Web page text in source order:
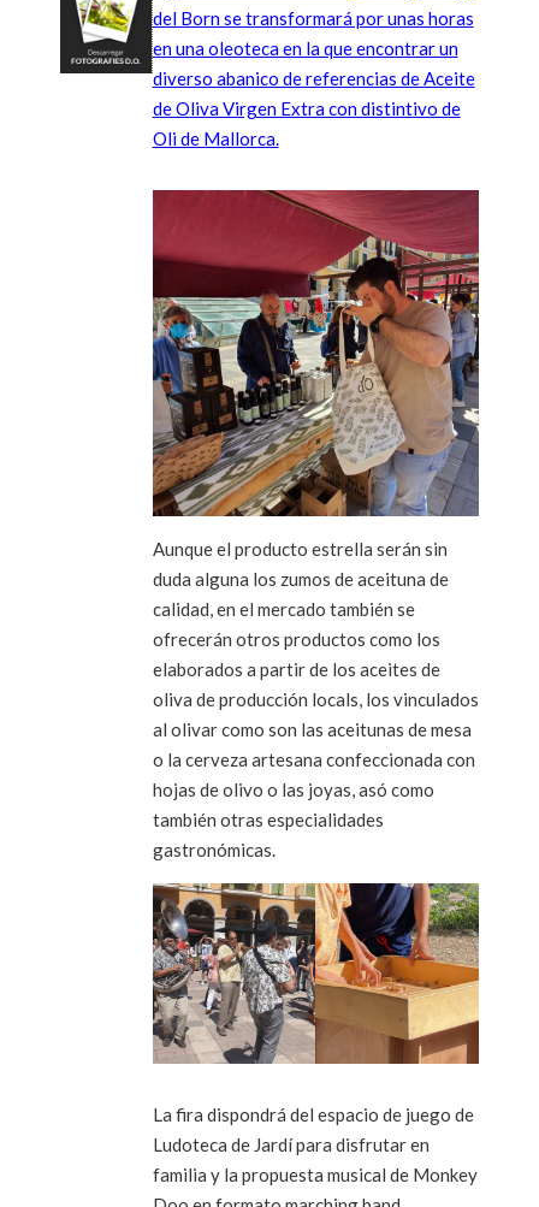
del Born se transformará por unas horas
en una oleoteca en la que encontrar un
diverso abanico de referencias de Aceite
de Oliva Virgen Extra con distintivo de
Oli de Mallorca.
Aunque el producto estrella serán sin
duda alguna los zumos de aceituna de
calidad, en el mercado también se
ofrecerán otros productos como los
elaborados a partir de los aceites de
oliva de producción locals, los vinculados
al olivar como son las aceitunas de mesa
o la cerveza artesana confeccionada con
hojas de olivo o las joyas, asó como
también otras especialidades
gastronómicas.
La fira dispondrá del espacio de juego de
Ludoteca de Jardí para disfrutar en
familia y la propuesta musical de Monkey